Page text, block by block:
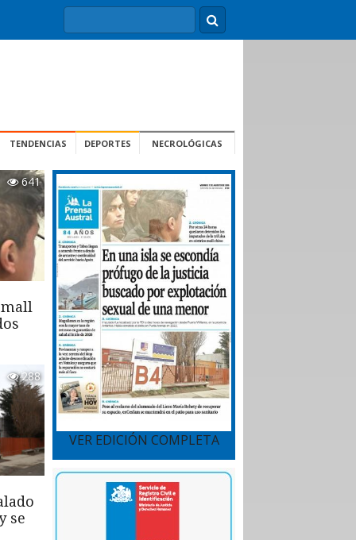
TENDENCIAS DEPORTES NECROLÓGICAS
641
288
se
VER EDICIÓN COMPLETA